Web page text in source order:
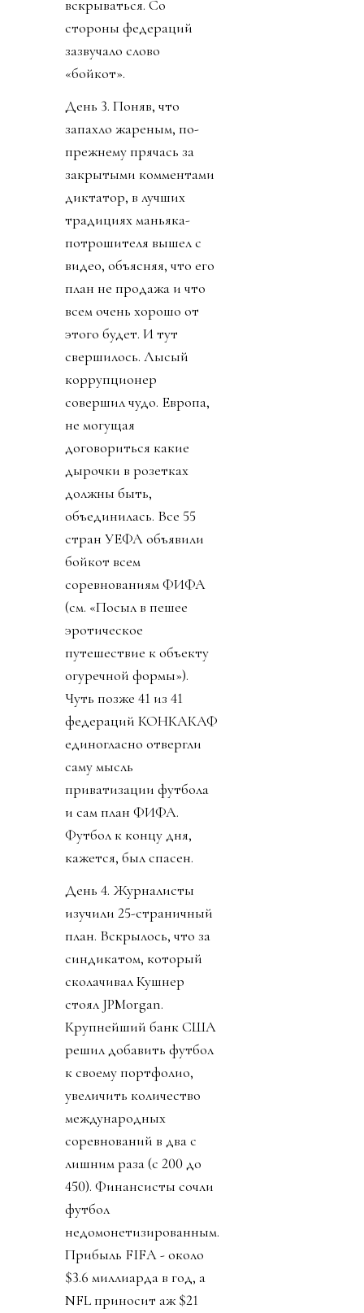
вскрываться. Со
стороны федераций
зазвучало слово
«бойкот».
День 3. Поняв, что
запахло жареным, по-
прежнему прячась за
закрытыми комментами
диктатор, в лучших
традициях маньяка-
потрошителя вышел с
видео, объясняя, что его
план не продажа и что
всем очень хорошо от
этого будет. И тут
свершилось. Лысый
коррупционер
совершил чудо. Европа,
не могущая
договориться какие
дырочки в розетках
должны быть,
объединилась. Все 55
стран УЕФА объявили
бойкот всем
соревнованиям ФИФА
(см. «Посыл в пешее
эротическое
путешествие к объекту
огуречной формы»).
Чуть позже 41 из 41
федераций КОНКАКАФ
единогласно отвергли
саму мысль
приватизации футбола
и сам план ФИФА.
Футбол к концу дня,
кажется, был спасен.
День 4. Журналисты
изучили 25-страничный
план. Вскрылось, что за
синдикатом, который
сколачивал Кушнер
стоял JPMorgan.
Крупнейший банк США
решил добавить футбол
к своему портфолио,
увеличить количество
международных
соревнований в два с
лишним раза (с 200 до
450). Финансисты сочли
футбол
недомонетизированным.
Прибыль FIFA - около
$3.6 миллиарда в год, а
NFL приносит аж $21